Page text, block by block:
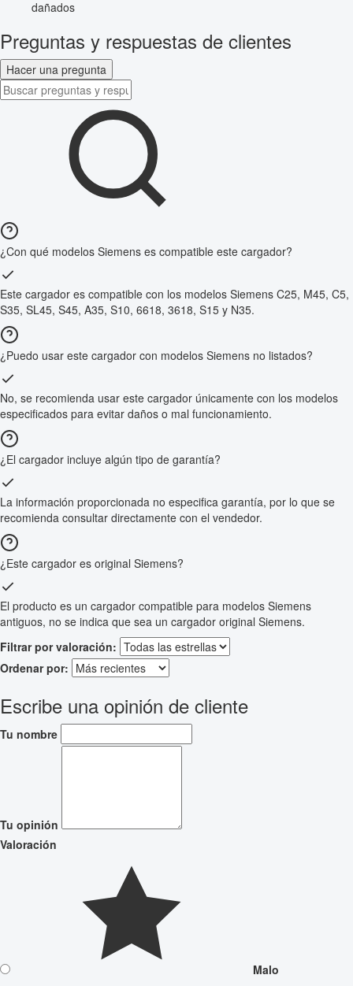
dañados
Preguntas y respuestas de clientes
Hacer una pregunta
¿Con qué modelos Siemens es compatible este cargador?
Este cargador es compatible con los modelos Siemens C25, M45, C5,
S35, SL45, S45, A35, S10, 6618, 3618, S15 y N35.
¿Puedo usar este cargador con modelos Siemens no listados?
No, se recomienda usar este cargador únicamente con los modelos
especificados para evitar daños o mal funcionamiento.
¿El cargador incluye algún tipo de garantía?
La información proporcionada no especifica garantía, por lo que se
recomienda consultar directamente con el vendedor.
¿Este cargador es original Siemens?
El producto es un cargador compatible para modelos Siemens
antiguos, no se indica que sea un cargador original Siemens.
Filtrar por valoración:
Ordenar por:
Escribe una opinión de cliente
Tu nombre
Tu opinión
Valoración
Malo